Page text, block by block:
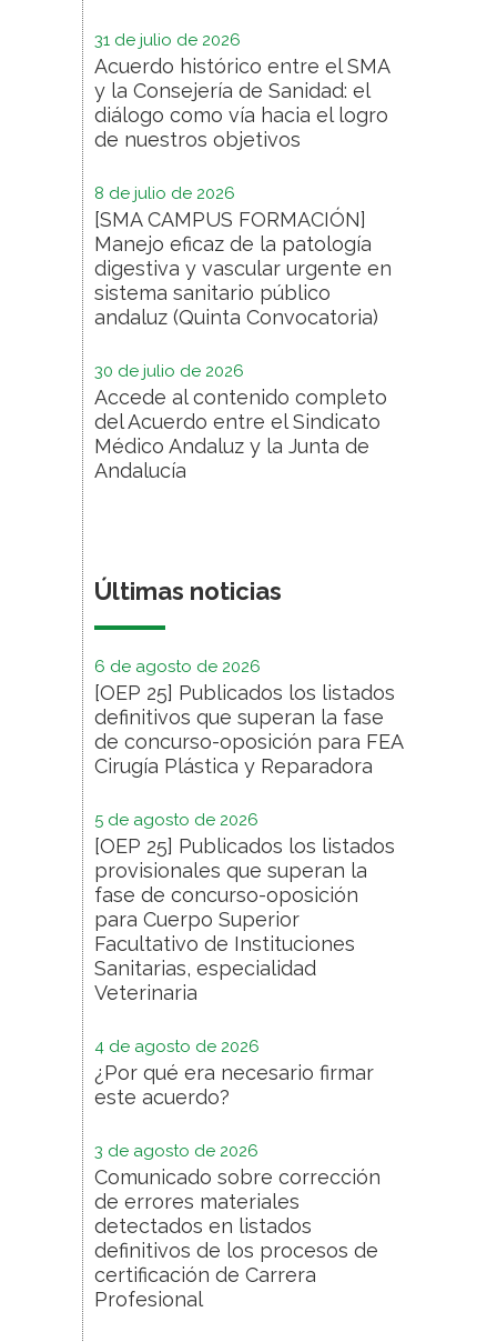
31 de julio de 2026
Acuerdo histórico entre el SMA
y la Consejería de Sanidad: el
diálogo como vía hacia el logro
de nuestros objetivos
8 de julio de 2026
[SMA CAMPUS FORMACIÓN]
Manejo eficaz de la patología
digestiva y vascular urgente en
sistema sanitario público
andaluz (Quinta Convocatoria)
30 de julio de 2026
Accede al contenido completo
del Acuerdo entre el Sindicato
Médico Andaluz y la Junta de
Andalucía
Últimas noticias
6 de agosto de 2026
[OEP 25] Publicados los listados
definitivos que superan la fase
de concurso-oposición para FEA
Cirugía Plástica y Reparadora
5 de agosto de 2026
[OEP 25] Publicados los listados
provisionales que superan la
fase de concurso-oposición
para Cuerpo Superior
Facultativo de Instituciones
Sanitarias, especialidad
Veterinaria
4 de agosto de 2026
¿Por qué era necesario firmar
este acuerdo?
3 de agosto de 2026
Comunicado sobre corrección
de errores materiales
detectados en listados
definitivos de los procesos de
certificación de Carrera
Profesional